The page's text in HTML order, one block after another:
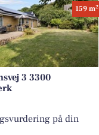
159 m2
3 3300
på din